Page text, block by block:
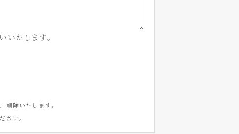
いたします。
除いたします。
さい。